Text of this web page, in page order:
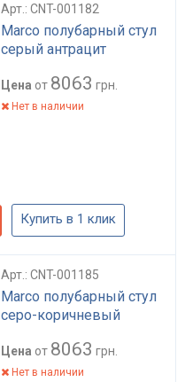
Арт.: CNT-001182
Marco полубарный стул
серый антрацит
Цена от 8063 грн.
Нет в наличии
Купить в 1 клик
Арт.: CNT-001185
Marco полубарный стул
серо-коричневый
Цена от 8063 грн.
Нет в наличии